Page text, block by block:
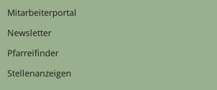
Mitarbeiterportal
Newsletter
Pfarreifinder
Stellenanzeigen